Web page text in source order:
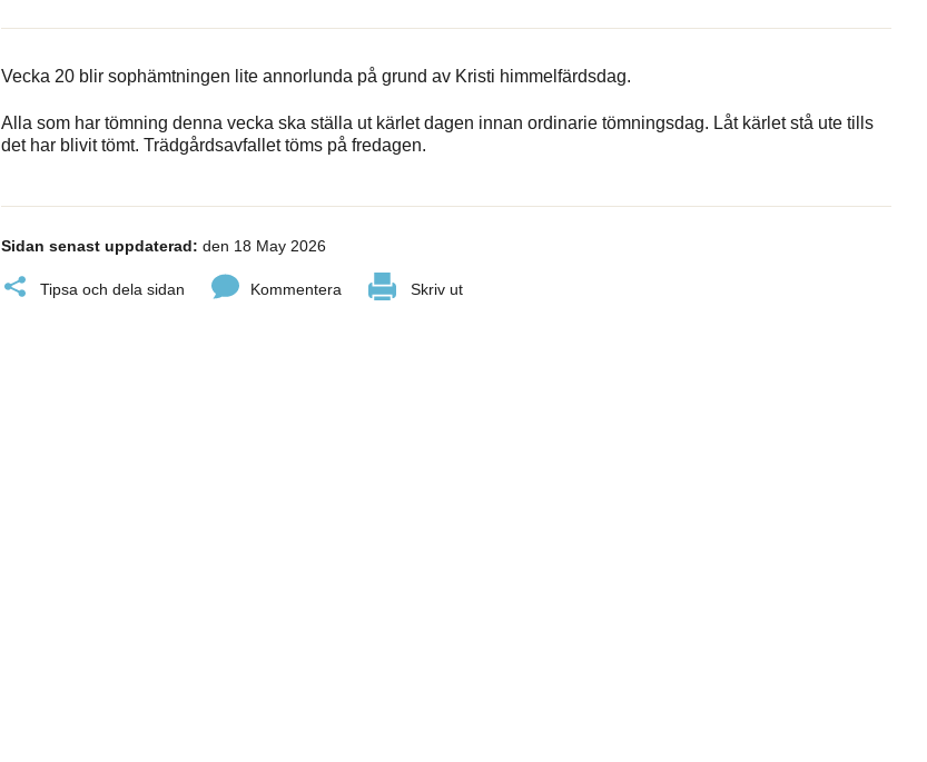
Vecka 20 blir sophämtningen lite annorlunda på grund av Kristi himmelfärdsdag.
Alla som har tömning denna vecka ska ställa ut kärlet dagen innan ordinarie tömningsdag. Låt kärlet stå ute tills
det har blivit tömt. Trädgårdsavfallet töms på fredagen.
Sidan senast uppdaterad: den 18 May 2026
Tipsa och dela sidan Kommentera Skriv ut